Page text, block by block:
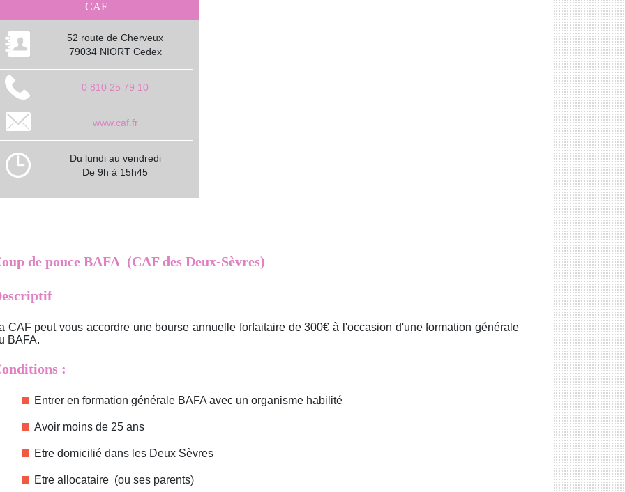
CAF
52 route de Cherveux
79034 NIORT Cedex
0 810 25 79 10
www.caf.fr
Du lundi au vendredi
De 9h à 15h45
de pouce BAFA (CAF des Deux-Sèvres)
CAF peut vous accordre une bourse annuelle forfaitaire de 300€ à l'occasion d'une formation générale
BAFA.
:
Entrer en formation générale BAFA avec un organisme habilité
Avoir moins de 25 ans
Etre domicilié dans les Deux Sèvres
Etre allocataire (ou ses parents)